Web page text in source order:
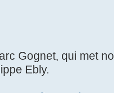
Gognet, qui met
Ebly.